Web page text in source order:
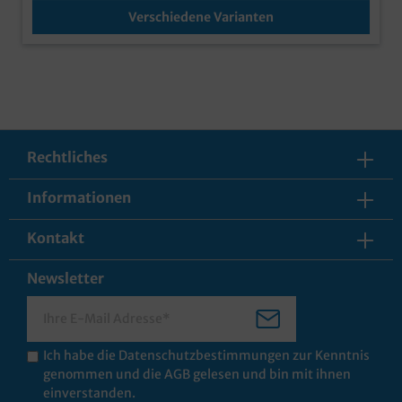
Tragetaschen ist alles möglich!
Verschiedene Varianten
Rechtliches
Informationen
Kontakt
Newsletter
Ich habe die Datenschutzbestimmungen zur Kenntnis
genommen und die AGB gelesen und bin mit ihnen
einverstanden.